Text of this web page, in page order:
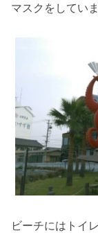
マスクをしてい
ビーチにはトイ